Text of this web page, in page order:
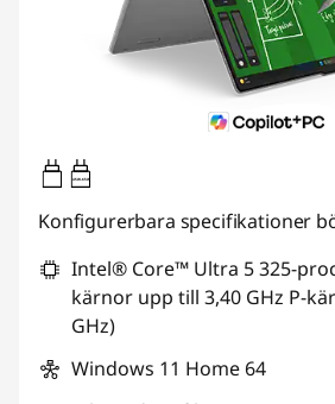
45W-65W
Konfigurerbara specifikationer
Intel® Core™ Ultra 5 325-
kärnor upp till 3,40 GHz P-
GHz)
Windows 11 Home 64